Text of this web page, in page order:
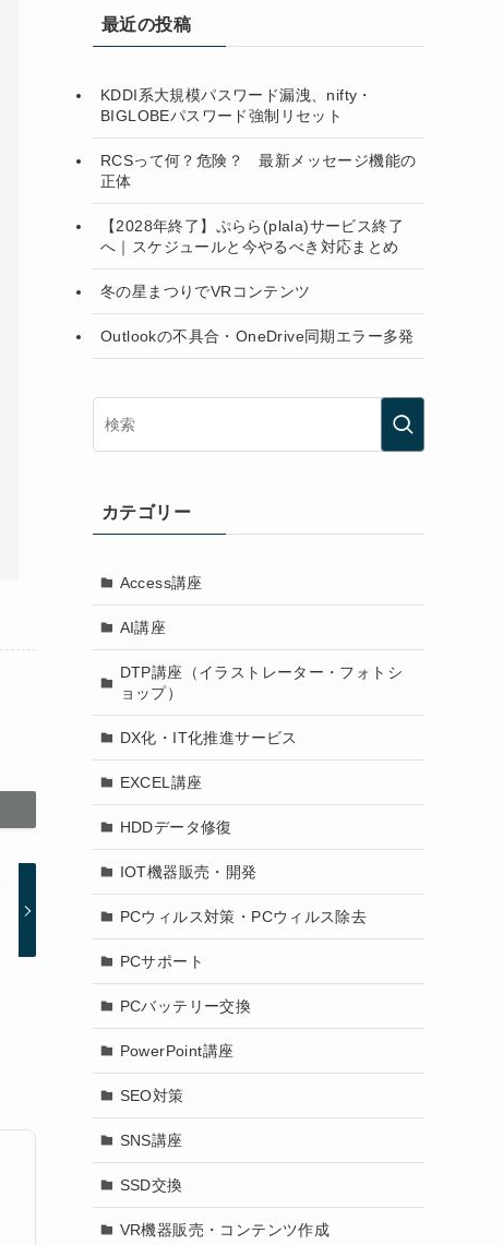
最近の投稿
KDDI系大規模パスワード漏洩、nifty・
BIGLOBEパスワード強制リセット
RCSって何？危険？ 最新メッセージ機能の
正体
【2028年終了】ぷらら(plala)サービス終了
へ｜スケジュールと今やるべき対応まとめ
冬の星まつりでVRコンテンツ
Outlookの不具合・OneDrive同期エラー多発
カテゴリー
Access講座
AI講座
DTP講座（イラストレーター・フォトシ
ョップ）
DX化・IT化推進サービス
EXCEL講座
HDDデータ修復
IOT機器販売・開発
PCウィルス対策・PCウィルス除去
PCサポート
PCバッテリー交換
PowerPoint講座
SEO対策
SNS講座
SSD交換
VR機器販売・コンテンツ作成